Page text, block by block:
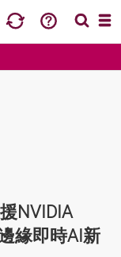
NVIDIA
緣即時AI新